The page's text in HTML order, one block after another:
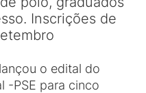
Inscrições de
o edital do
-PSE para cinco